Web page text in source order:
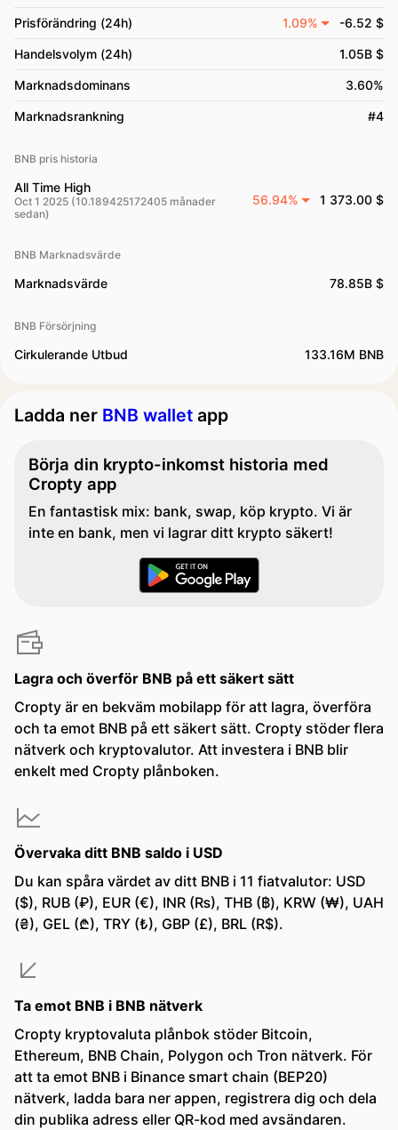
Prisförändring (24h) 1.09% -6.52 $
Handelsvolym (24h) 1.05B $
Marknadsdominans 3.60%
Marknadsrankning #4
BNB pris historia
All Time High
Oct 1 2025 (10.189425172405 månader
sedan)
56.94% 1 373.00 $
BNB Marknadsvärde
Marknadsvärde 78.85B $
BNB Försörjning
Cirkulerande Utbud 133.16M BNB
Ladda ner BNB wallet app
Börja din krypto-inkomst historia med
Cropty app
En fantastisk mix: bank, swap, köp krypto. Vi är
inte en bank, men vi lagrar ditt krypto säkert!
Lagra och överför BNB på ett säkert sätt
Cropty är en bekväm mobilapp för att lagra, överföra
och ta emot BNB på ett säkert sätt. Cropty stöder flera
nätverk och kryptovalutor. Att investera i BNB blir
enkelt med Cropty plånboken.
Övervaka ditt BNB saldo i USD
Du kan spåra värdet av ditt BNB i 11 fiatvalutor: USD
($), RUB (₽), EUR (€), INR (₨), THB (฿), KRW (₩), UAH
(₴), GEL (₾), TRY (₺), GBP (£), BRL (R$).
Ta emot BNB i BNB nätverk
Cropty kryptovaluta plånbok stöder Bitcoin,
Ethereum, BNB Chain, Polygon och Tron nätverk. För
att ta emot BNB i Binance smart chain (BEP20)
nätverk, ladda bara ner appen, registrera dig och dela
din publika adress eller QR-kod med avsändaren.